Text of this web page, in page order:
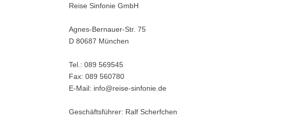
Reise Sinfonie GmbH
Agnes-Bernauer-Str. 75
D 80687 München
Tel.: 089 569545
Fax: 089 560780
E-Mail: info@reise-sinfonie.de
Geschäftsführer: Ralf Scherfchen